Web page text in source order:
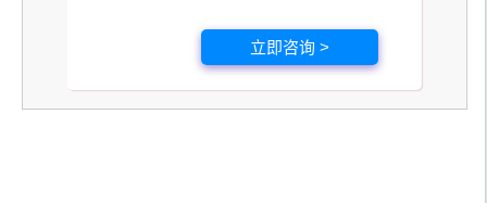
立即咨询 >